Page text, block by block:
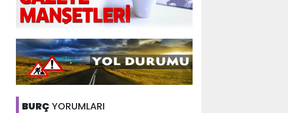
BURÇ YORUMLARI